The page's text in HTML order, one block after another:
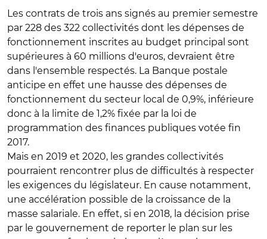
Les contrats de trois ans signés au premier semestre
par 228 des 322 collectivités dont les dépenses de
fonctionnement inscrites au budget principal sont
supérieures à 60 millions d'euros, devraient être
dans l'ensemble respectés. La Banque postale
anticipe en effet une hausse des dépenses de
fonctionnement du secteur local de 0,9%, inférieure
donc à la limite de 1,2% fixée par la loi de
programmation des finances publiques votée fin
2017.
Mais en 2019 et 2020, les grandes collectivités
pourraient rencontrer plus de difficultés à respecter
les exigences du législateur. En cause notamment,
une accélération possible de la croissance de la
masse salariale. En effet, si en 2018, la décision prise
par le gouvernement de reporter le plan sur les